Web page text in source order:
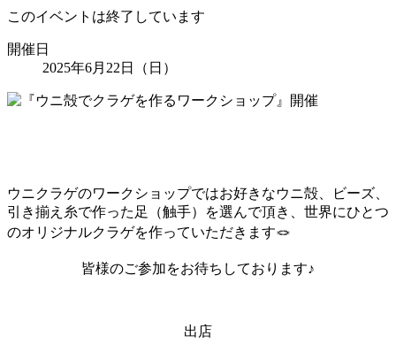
このイベントは終了しています
開催日
2025年6月22日（日）
ウニクラゲのワークショップではお好きなウニ殻、ビーズ、
引き揃え糸で作った足（触手）を選んで頂き、世界にひとつ
のオリジナルクラゲを作っていただきます🪢
皆様のご参加をお待ちしております♪
出店